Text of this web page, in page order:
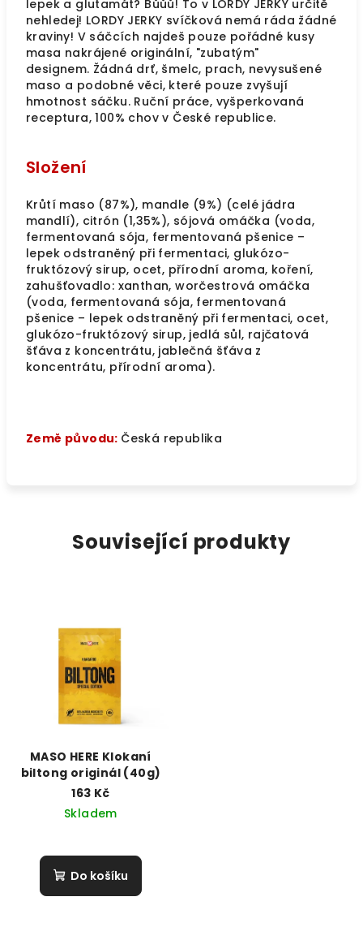
lepek a glutamát? Bůůů! To v LORDY JERKY určitě
nehledej! LORDY JERKY svíčková nemá ráda žádné
kraviny! V sáčcích najdeš pouze pořádné kusy
masa nakrájené originální, "zubatým"
designem. Žádná drť, šmelc, prach, nevysušené
maso a podobné věci, které pouze zvyšují
hmotnost sáčku. Ruční práce, vyšperkovaná
receptura, 100% chov v České republice.
Složení
Krůtí maso (87%), mandle (9%) (celé jádra
mandlí), citrón (1,35%), sójová omáčka (voda,
fermentovaná sója, fermentovaná pšenice –
lepek odstraněný při fermentaci, glukózo-
fruktózový sirup, ocet, přírodní aroma, koření,
zahušťovadlo: xanthan, worčestrová omáčka
(voda, fermentovaná sója, fermentovaná
pšenice – lepek odstraněný při fermentaci, ocet,
glukózo-fruktózový sirup, jedlá sůl, rajčatová
šťáva z koncentrátu, jablečná šťáva z
koncentrátu, přírodní aroma).
Země původu: Česká republika
Související produkty
MASO HERE Klokaní
biltong originál (40g)
163 Kč
Skladem
Do košíku